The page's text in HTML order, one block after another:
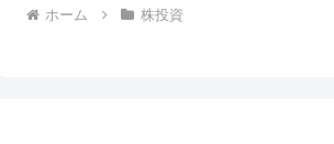
ホーム 株投資